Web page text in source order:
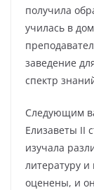
получила
училась в
заведение
спектр
Следующим
Елизаветы II
изучала
литературу
оценены, и